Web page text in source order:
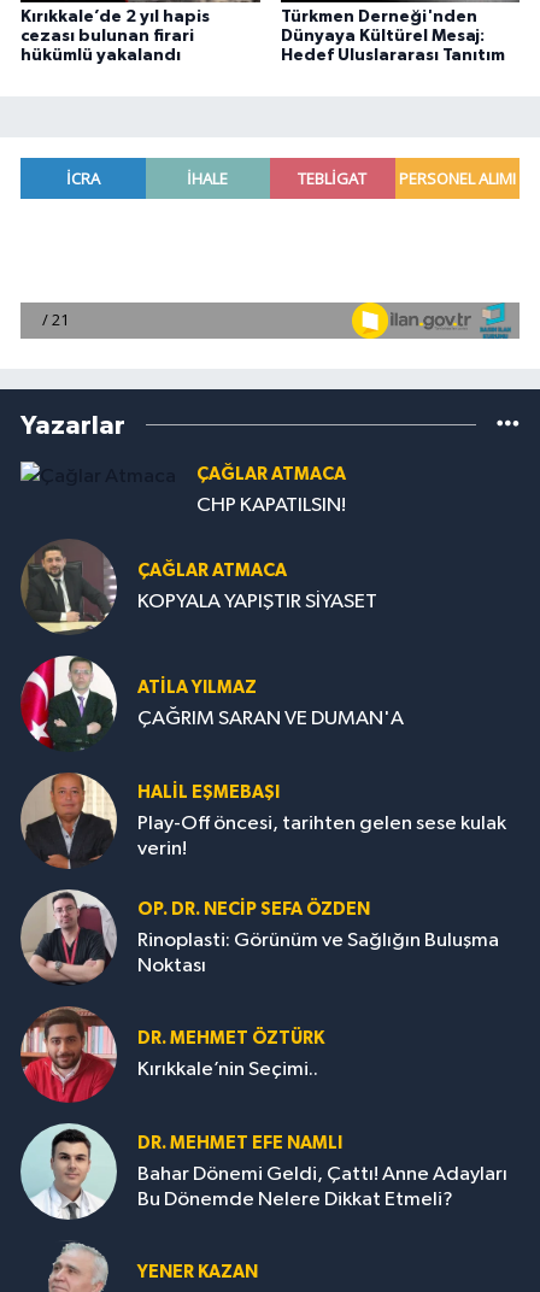
Kırıkkale’de 2 yıl hapis
cezası bulunan firari
hükümlü yakalandı
Türkmen Derneği'nden
Dünyaya Kültürel Mesaj:
Hedef Uluslararası Tanıtım
Yazarlar
ÇAĞLAR ATMACA
CHP KAPATILSIN!
ÇAĞLAR ATMACA
KOPYALA YAPIŞTIR SİYASET
ATILA YILMAZ
ÇAĞRIM SARAN VE DUMAN'A
HALIL EŞMEBAŞI
Play-Off öncesi, tarihten gelen sese kulak
verin!
OP. DR. NECIP SEFA ÖZDEN
Rinoplasti: Görünüm ve Sağlığın Buluşma
Noktası
DR. MEHMET ÖZTÜRK
Kırıkkale’nin Seçimi..
DR. MEHMET EFE NAMLI
Bahar Dönemi Geldi, Çattı! Anne Adayları
Bu Dönemde Nelere Dikkat Etmeli?
YENER KAZAN